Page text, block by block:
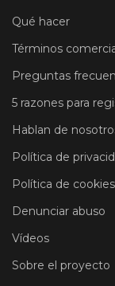
Qué hacer
Términos
Preguntas
5 razones para
Hablan de
Política de
Política de cookies
Denunciar abuso
Vídeos
Sobre el proyecto